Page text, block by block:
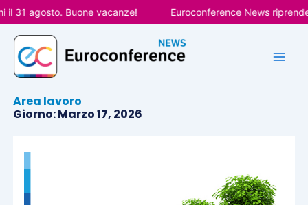
Vai
al
contenuto
agosto. Buone vacanze! Euroconference News
Area lavoro
Giorno: Marzo 17, 2026